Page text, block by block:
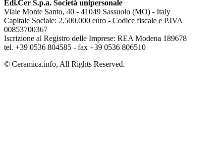
Edi.Cer S.p.a. Società unipersonale
Viale Monte Santo, 40 - 41049 Sassuolo (MO) - Italy
Capitale Sociale: 2.500.000 euro - Codice fiscale e P.IVA
00853700367
Iscrizione al Registro delle Imprese: REA Modena 189678
tel. +39 0536 804585 - fax +39 0536 806510
© Ceramica.info, All Rights Reserved.